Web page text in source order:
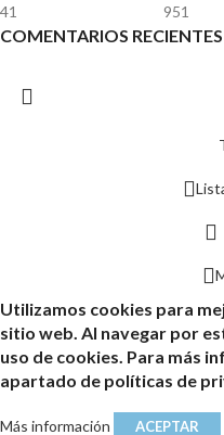
41 951
COMENTARIOS RECIENTES
Utilizamos cookies para
sitio web. Al navegar por
uso de cookies. Para más
apartado de políticas de
Más información ACEPTAR